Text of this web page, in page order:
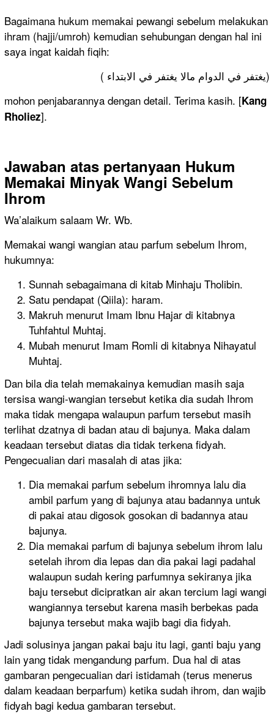
Bagaimana hukum memakai pewangi sebelum melakukan
ihram (hajji/umroh) kemudian sehubungan dengan hal ini
saya ingat kaidah fiqih:
( يغتفر في الدوام مالا يغتفر في الابتداء)
mohon penjabarannya dengan detail. Terima kasih. [Kang
Rholiez].
Jawaban atas pertanyaan Hukum
Memakai Minyak Wangi Sebelum
Ihrom
Wa’alaikum salaam Wr. Wb.
Memakai wangi wangian atau parfum sebelum Ihrom,
hukumnya:
Sunnah sebagaimana di kitab Minhaju Tholibin.
Satu pendapat (Qiila): haram.
Makruh menurut Imam Ibnu Hajar di kitabnya
Tuhfahtul Muhtaj.
Mubah menurut Imam Romli di kitabnya Nihayatul
Muhtaj.
Dan bila dia telah memakainya kemudian masih saja
tersisa wangi-wangian tersebut ketika dia sudah Ihrom
maka tidak mengapa walaupun parfum tersebut masih
terlihat dzatnya di badan atau di bajunya. Maka dalam
keadaan tersebut diatas dia tidak terkena fidyah.
Pengecualian dari masalah di atas jika:
Dia memakai parfum sebelum ihromnya lalu dia
ambil parfum yang di bajunya atau badannya untuk
di pakai atau digosok gosokan di badannya atau
bajunya.
Dia memakai parfum di bajunya sebelum ihrom lalu
setelah ihrom dia lepas dan dia pakai lagi padahal
walaupun sudah kering parfumnya sekiranya jika
baju tersebut dicipratkan air akan tercium lagi wangi
wangiannya tersebut karena masih berbekas pada
bajunya tersebut maka wajib bagi dia fidyah.
Jadi solusinya jangan pakai baju itu lagi, ganti baju yang
lain yang tidak mengandung parfum. Dua hal di atas
gambaran pengecualian dari istidamah (terus menerus
dalam keadaan berparfum) ketika sudah ihrom, dan wajib
fidyah bagi kedua gambaran tersebut.